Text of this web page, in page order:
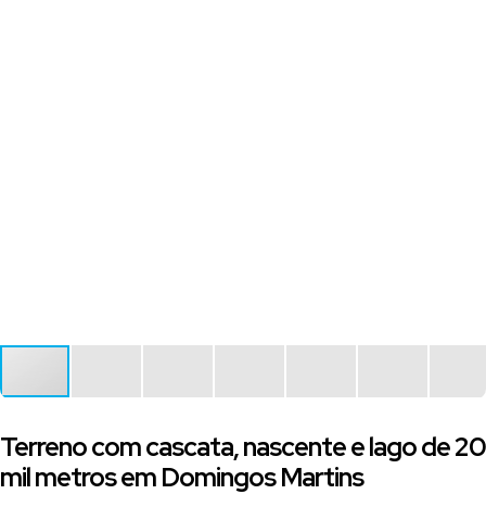
Terreno com cascata, nascente e lago de 20
mil metros em Domingos Martins